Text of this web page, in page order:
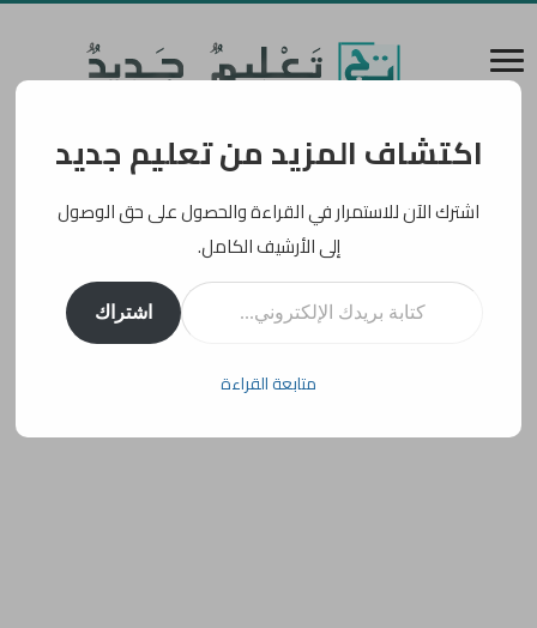
اكتشاف المزيد من تعليم جديد
اشترك الآن للاستمرار في القراءة والحصول على حق الوصول
إلى الأرشيف الكامل.
كتابة بريدك الإلكتروني...
اشتراك
متابعة القراءة